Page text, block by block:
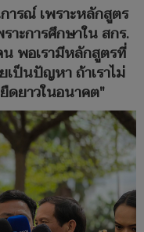
ารณ์ เพราะหลักสูตร
าะการศึกษาใน สกร.
พอเรามีหลักสูตรที่
ป็นปัญหา ถ้าเราไม่
ยาวในอนาคต"